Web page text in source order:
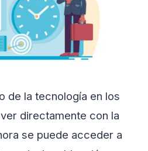
de la tecnología en los
directamente con la
se puede acceder a